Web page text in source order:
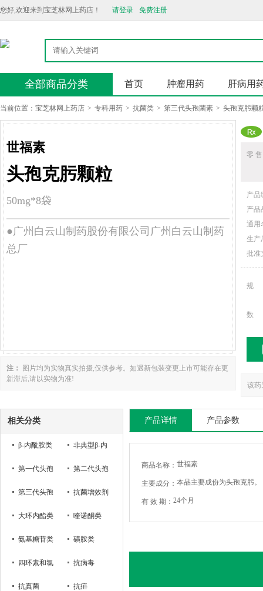
您好,欢迎来到宝芝林网上药店！ 请登录 免费注册
全部商品分类 首页 肿瘤用药 肝病用
当前位置： 宝芝林网上药店 > 专科用药 > 抗菌类 > 第三代头孢菌素 > 头孢克肟颗
世福素
头孢克肟颗粒
50mg*8袋
●广州白云山制药股份有限公司广州白云山制药
总厂
注：
图片均为实物真实拍摄,仅供参考。如遇新包装变更上市可能存在更
新滞后,请以实物为准!
零
产品
产品
通用
生产
批准
规
数
该药
相关分类
β-内酰胺类 非典型β-内
酰胺类
第一代头孢
菌素
第二代头孢
菌素
第三代头孢
菌素
抗菌增效剂
大环内酯类 喹诺酮类
氨基糖苷类 磺胺类
四环素和氯
霉素类
抗病毒
抗真菌 抗疟
产品详情 产品参数
商品名称： 世福素
主要成分： 本品主要成份为头孢克肟。
有 效 期： 24个月